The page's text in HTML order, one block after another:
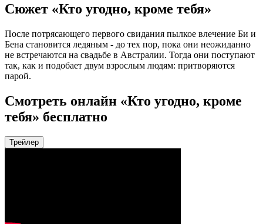
Сюжет «Кто угодно, кроме тебя»
После потрясающего первого свидания пылкое влечение Би и
Бена становится ледяным - до тех пор, пока они неожиданно
не встречаются на свадьбе в Австралии. Тогда они поступают
так, как и подобает двум взрослым людям: притворяются
парой.
Смотреть онлайн «Кто угодно, кроме
тебя» бесплатно
Трейлер